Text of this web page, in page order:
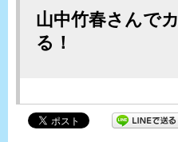
山中竹春さんで
る！